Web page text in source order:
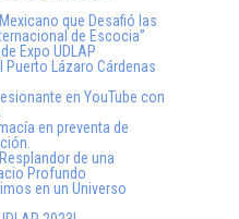
que Desafió las
de Escocia”
Expo UDLAP
Puerto Lázaro Cárdenas
en YouTube con
en preventa de
de una
Profundo
en un Universo